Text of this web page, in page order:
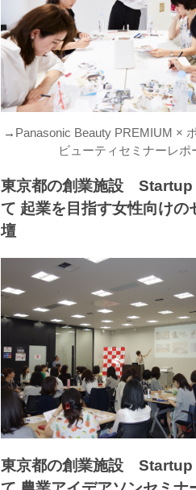
→ Panasonic Beauty PREMIUM ×
ビューティセミナーレポ
東京都の創業施設 Startup
て 起業を目指す女性向けの
壇
東京都の創業施設 Startup